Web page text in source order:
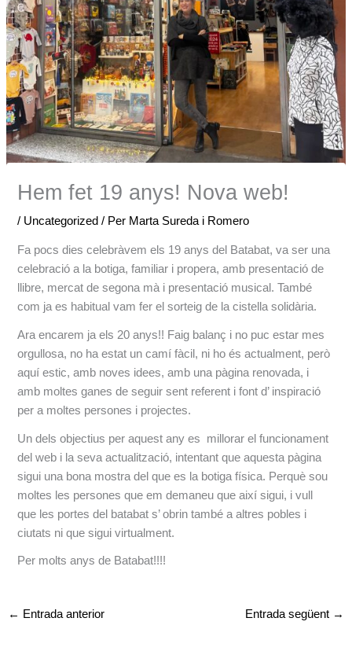
Hem fet 19 anys! Nova web!
/ Uncategorized / Per Marta Sureda i Romero
Fa pocs dies celebràvem els 19 anys del Batabat, va ser una
celebració a la botiga, familiar i propera, amb presentació de
llibre, mercat de segona mà i presentació musical. També
com ja es habitual vam fer el sorteig de la cistella solidària.
Ara encarem ja els 20 anys!! Faig balanç i no puc estar mes
orgullosa, no ha estat un camí fàcil, ni ho és actualment, però
aquí estic, amb noves idees, amb una pàgina renovada, i
amb moltes ganes de seguir sent referent i font d’ inspiració
per a moltes persones i projectes.
Un dels objectius per aquest any es millorar el funcionament
del web i la seva actualització, intentant que aquesta pàgina
sigui una bona mostra del que es la botiga física. Perquè sou
moltes les persones que em demaneu que així sigui, i vull
que les portes del batabat s’ obrin també a altres pobles i
ciutats ni que sigui virtualment.
Per molts anys de Batabat!!!!
← Entrada anterior Entrada següent →